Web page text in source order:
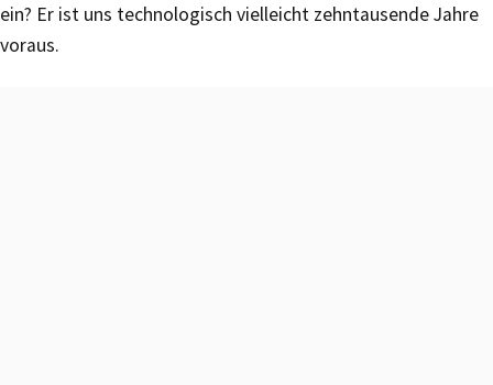
ein? Er ist uns technologisch vielleicht zehntausende Jahre
voraus.